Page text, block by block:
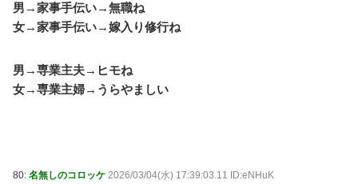
男→家事手伝い→無職ね
女→家事手伝い→嫁入り修行ね
男→専業主夫→ヒモね
女→専業主婦→うらやましい
80: 名無しのコロッケ 2026/03/04(水) 17:39:03.11 ID:eNHuK